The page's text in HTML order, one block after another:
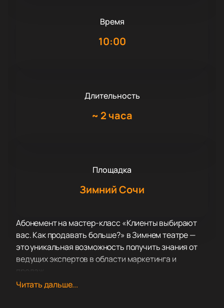
Время
10:00
Длительность
~ 2 часа
Площадка
Зимний Сочи
Абонемент на мастер-класс «Клиенты выбирают
вас. Как продавать больше?» в Зимнем театре —
это уникальная возможность получить знания от
ведущих экспертов в области маркетинга и
продаж.
Зимний театр — это историческая площадка,
Читать дальше...